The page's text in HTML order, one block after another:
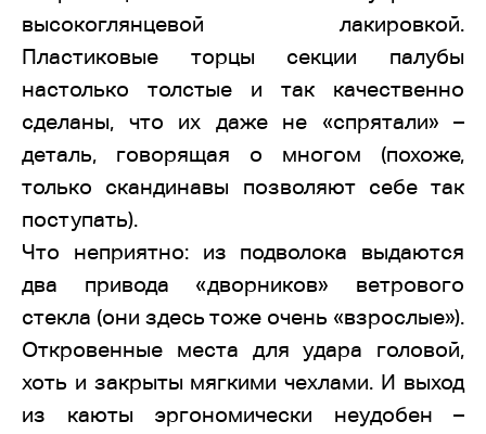
высокоглянцевой лакировкой.
Пластиковые торцы секции палубы
настолько толстые и так качественно
сделаны, что их даже не «спрятали» –
деталь, говорящая о многом (похоже,
только скандинавы позволяют себе так
поступать).
Что неприятно: из подволока выдаются
два привода «дворников» ветрового
стекла (они здесь тоже очень «взрослые»).
Откровенные места для удара головой,
хоть и закрыты мягкими чехлами. И выход
из каюты эргономически неудобен –